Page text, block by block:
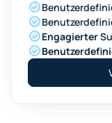
Engagierter